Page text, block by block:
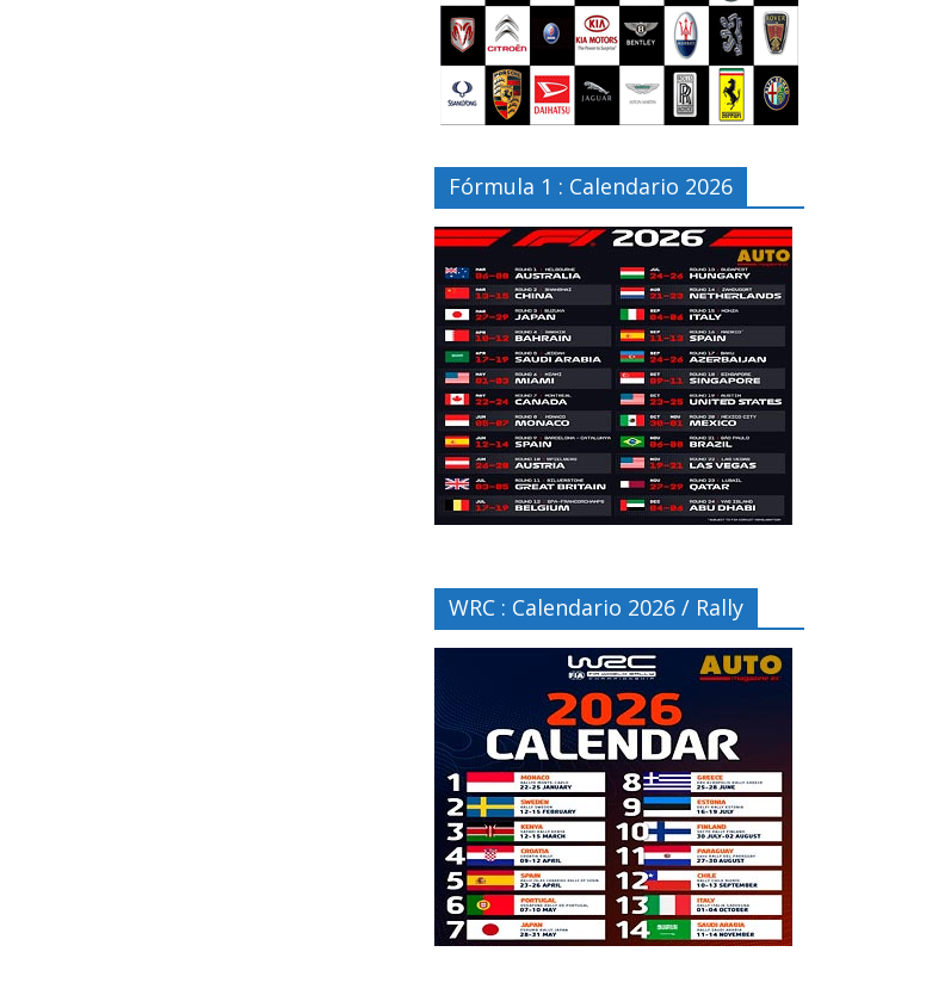
Fórmula 1 : Calendario 2026
WRC : Calendario 2026 / Rally